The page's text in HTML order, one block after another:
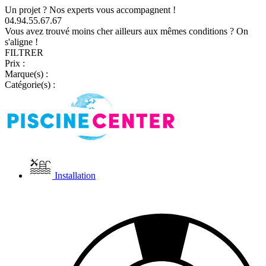
Un projet ? Nos experts vous accompagnent !
04.94.55.67.67
Vous avez trouvé moins cher ailleurs aux mêmes conditions ? On
s'aligne !
FILTRER
Prix :
Marque(s) :
Catégorie(s) :
Installation